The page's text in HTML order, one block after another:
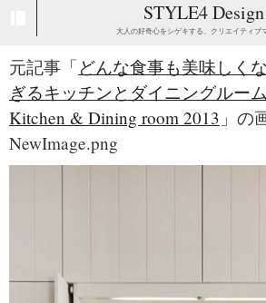
STYLE4 Design
大人の好奇心をシゲキする、クリエイティブ
元記事「 どんな食事も美味しく
ぎるキッチンとダイニングルー
Kitchen & Dining room 2013 」の
NewImage.png